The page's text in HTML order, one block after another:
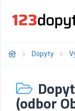
Dopyty
(odbor